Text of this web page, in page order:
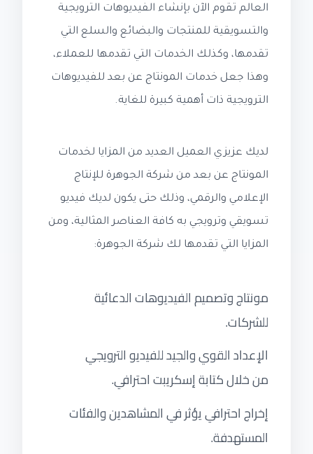
العالم تقوم الآن بإنشاء الفيديوهات الترويجية
والتسويقية للمنتجات والبضائع والسلع التي
تقدمها، وكذلك الخدمات التي تقدمها للعملاء،
وهذا جعل خدمات المونتاج عن بعد للفيديوهات
الترويجية ذات أهمية كبيرة للغاية.
لديك عزيزي العميل العديد من المزايا لخدمات
المونتاج عن بعد من شركة الجوهرة للإنتاج
الإعلامي والرقمي، وذلك حتى يكون لديك فيديو
تسويقي وترويجي به كافة العناصر المثالية، ومن
المزايا التي تقدمها لك شركة الجوهرة:
مونتاج وتصميم الفيديوهات الدعائية
للشركات.
الإعداد القوي والجيد للفيديو الترويجي
من خلال كتابة إسكريبت احترافي.
إخراج احترافي يؤثر في المشاهدين والفئات
المستهدفة.